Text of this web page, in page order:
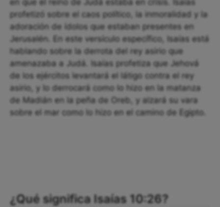
en que el reino de Judá estaba en crisis. Isaías
profetizó sobre el caos político, la inmoralidad y la
adoración de ídolos que estaban presentes en
Jerusalén. En este versículo específico, Isaías está
hablando sobre la derrota del rey asirio que
amenazaba a Judá. Isaías profetiza que Jehová
de los ejércitos levantará el látigo contra el rey
asirio, y lo derrocará como lo hizo en la matanza
de Madián en la peña de Oreb, y alzará su vara
sobre el mar como lo hizo en el camino de Egipto.
¿Qué significa Isaías 10:26?